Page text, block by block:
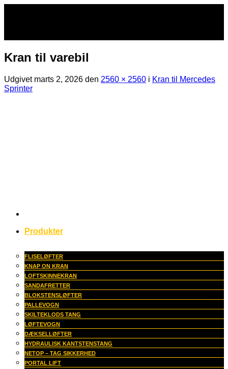
Produkter
FLISELØFTER
KNAP ON KRAN
LOFTSKINNEKRAN
SANDAFRETTER
BLOKSTENSLØFTER
PALLEVOGN
SKILTEKLODS TANG
LØFTEVOGN
DÆKSELLØFTER
HYDRAULISK KANTSTENSTANG
NETOP – TAG SIKKERHED
PORTAL LIFT
Kran til varebil
Udgivet marts 2, 2026 den 2560 × 2560 i Kran til Mercedes
Sprinter